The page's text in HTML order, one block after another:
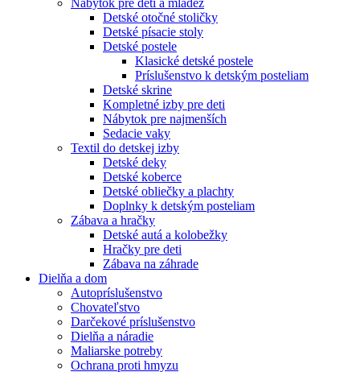
Detské otočné stoličky
Detské písacie stoly
Detské postele
Klasické detské postele
Príslušenstvo k detským posteliam
Detské skrine
Kompletné izby pre deti
Nábytok pre najmenších
Sedacie vaky
Textil do detskej izby
Detské deky
Detské koberce
Detské obliečky a plachty
Doplnky k detským posteliam
Zábava a hračky
Detské autá a kolobežky
Hračky pre deti
Zábava na záhrade
Dielňa a dom
Autopríslušenstvo
Chovateľstvo
Darčekové príslušenstvo
Dielňa a náradie
Maliarske potreby
Ochrana proti hmyzu